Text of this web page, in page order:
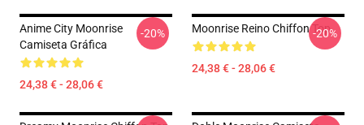
Anime City Moonrise
Camiseta Gráfica
24,38 € - 28,06 €
-20% Moonrise Reino Chiffon Top
24,38 € - 28,06 €
-20%